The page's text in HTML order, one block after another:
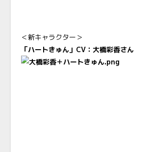
＜新キャラクター＞
「ハートきゅん」CV：大橋彩香さん